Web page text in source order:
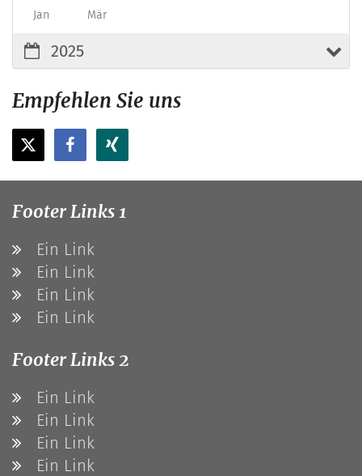
Jan Mär
2025
Empfehlen Sie uns
Footer Links 1
Ein Link
Ein Link
Ein Link
Ein Link
Footer Links 2
Ein Link
Ein Link
Ein Link
Ein Link